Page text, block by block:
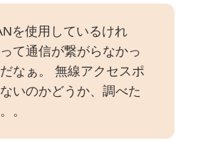
を使用しているけれ
て通信が繋がらなかっ
なぁ。 無線アクセスポ
いのかどうか、調べた
。